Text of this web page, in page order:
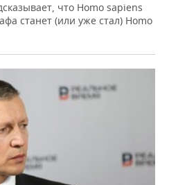
что Homo sapiens
станет (или уже стал) Homo